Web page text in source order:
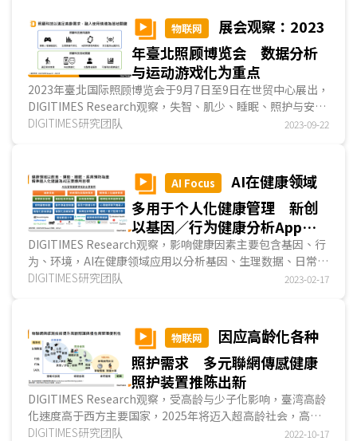
物联网
展会观察：2023
年臺北照顾博览会 数据分析
与运动游戏化为重点
2023年臺北国际照顾博览会于9月7日至9日在世贸中心展出，
DIGITIMES Research观察，失智、肌少、睡眠、照护与安全
等为高龄照护常见议题与科技关注重点，照顾科技主...
DIGITIMES研究团队 2023-09-22
AI Focus
AI在健康领域
多用于个人化健康管理 新创
以基因／行为健康分析App拓
展市场
DIGITIMES Research观察，影响健康因素主要包含基因、行
为、环境，AI在健康领域应用以分析基因、生理数据、日常行
为(如饮食、运动、睡眠)等因子，来提供消费者个人...
DIGITIMES研究团队 2023-02-17
物联网
因应高龄化各种
照护需求 多元聯網傳感健康
照护装置推陈出新
DIGITIMES Research观察，受高龄与少子化影响，臺湾高龄
化速度高于西方主要国家，2025年将迈入超高龄社会，高龄
照护需求持续增加，尤以对慢性病管理与居家安全最为...
DIGITIMES研究团队 2022-10-17